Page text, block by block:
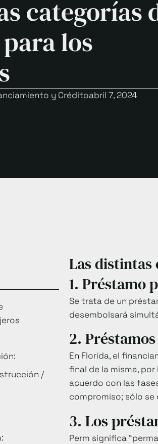
categorías
los
y Créditoabril 7, 2024
/
Las distintas
1. Préstamo
Se trata de un
desembolsará
2.
En Florida, el
final de la misma,
acuerdo con las
compromiso; sólo
3. Los
Perm significa